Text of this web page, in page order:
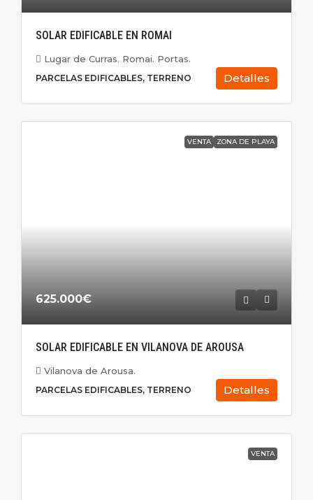
SOLAR EDIFICABLE EN ROMAI
Lugar de Curras. Romai. Portas.
PARCELAS EDIFICABLES, TERRENO Detalles
VENTA ZONA DE PLAYA
625.000€
SOLAR EDIFICABLE EN VILANOVA DE AROUSA
Vilanova de Arousa.
PARCELAS EDIFICABLES, TERRENO Detalles
VENTA